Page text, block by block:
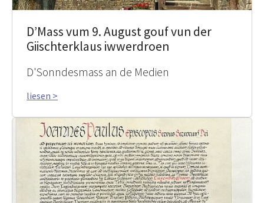
D’Mass vum 9. August gouf vun der
Giischterklaus iwwerdroen
D'Sonndesmass an de Medien
liesen >